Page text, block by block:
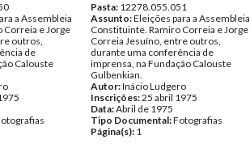
a Assembleia
Correia e Jorge
outros,
de
Calouste
Pasta: 12278.055.051
Assunto:Eleições para a Assembleia
Constituinte. Ramiro Correia e Jorge
Correia Jesuíno, entre outros,
durante uma conferência de
imprensa, na Fundação Calouste
Gulbenkian.
Autor:Inácio Ludgero
Inscrições:25 abril 1975
Data:Abril de 1975
Tipo Documental:Fotografias
Página(s): 1